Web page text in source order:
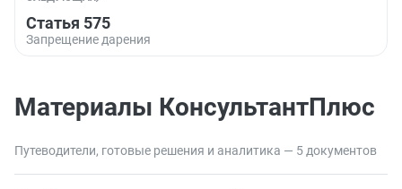
Статья 575
Запрещение дарения
Материалы КонсультантПлюс
Путеводители, готовые решения и аналитика — 5 документов